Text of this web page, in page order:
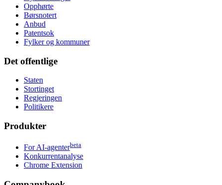
Opphørte
Børsnotert
Anbud
Patentsok
Fylker og kommuner
Det offentlige
Staten
Stortinget
Regjeringen
Politikere
Produkter
For AI-agenterbeta
Konkurrentanalyse
Chrome Extension